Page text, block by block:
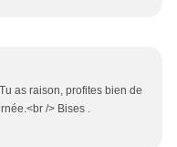
as raison, profites bien de
/> Bises .